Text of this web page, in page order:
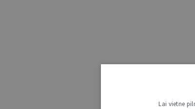
Lai vietne